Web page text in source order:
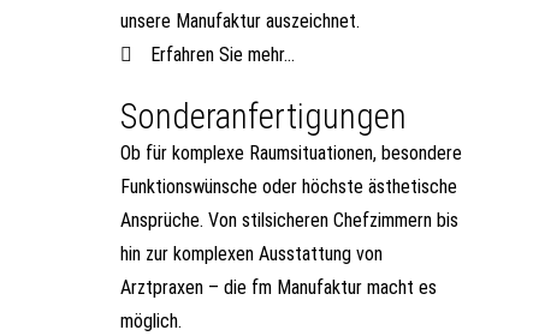
unsere Manufaktur auszeichnet.
Erfahren Sie mehr...
Sonderanfertigungen
Ob für komplexe Raumsituationen, besondere
Funktionswünsche oder höchste ästhetische
Ansprüche. Von stilsicheren Chefzimmern bis
hin zur komplexen Ausstattung von
Arztpraxen – die fm Manufaktur macht es
möglich.